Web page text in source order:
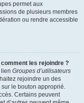
permet aux
de plusieurs membres
ou rendre accessible
les rejoindre ?
Groupes d’utilisateurs
rejoindre un des
le bouton approprié.
Certains peuvent